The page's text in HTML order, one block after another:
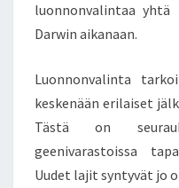
luonnonvalintaa yhtä
Darwin aikanaan.
Luonnonvalinta
keskenään erilaiset
Tästä on
geenivarastoissa
Uudet lajit syntyvät jo